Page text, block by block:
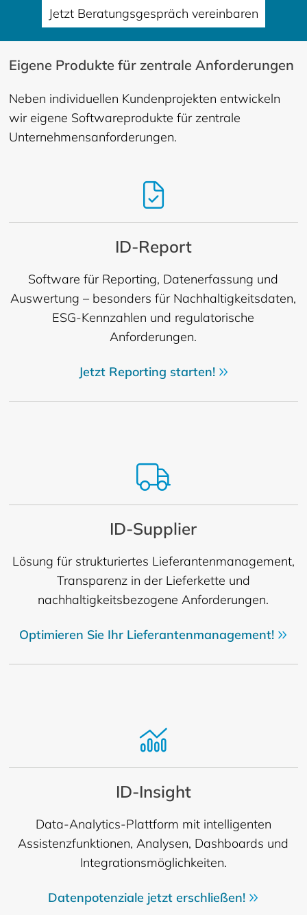
Jetzt Beratungsgespräch vereinbaren
Eigene Produkte für zentrale Anforderungen
Neben individuellen Kundenprojekten entwickeln
wir eigene Softwareprodukte für zentrale
Unternehmensanforderungen.
ID-Report
Software für Reporting, Datenerfassung und
Auswertung – besonders für Nachhaltigkeitsdaten,
ESG-Kennzahlen und regulatorische
Anforderungen.
Jetzt Reporting starten!
ID-Supplier
Lösung für strukturiertes Lieferantenmanagement,
Transparenz in der Lieferkette und
nachhaltigkeitsbezogene Anforderungen.
Optimieren Sie Ihr Lieferantenmanagement!
ID-Insight
Data-Analytics-Plattform mit intelligenten
Assistenzfunktionen, Analysen, Dashboards und
Integrationsmöglichkeiten.
Datenpotenziale jetzt erschließen!